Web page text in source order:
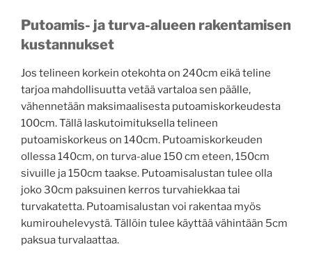
Putoamis- ja turva-alueen rakentamisen
kustannukset
Jos telineen korkein otekohta on 240cm eikä teline
tarjoa mahdollisuutta vetää vartaloa sen päälle,
vähennetään maksimaalisesta putoamiskorkeudesta
100cm. Tällä laskutoimituksella telineen
putoamiskorkeus on 140cm. Putoamiskorkeuden
ollessa 140cm, on turva-alue 150 cm eteen, 150cm
sivuille ja 150cm taakse. Putoamisalustan tulee olla
joko 30cm paksuinen kerros turvahiekkaa tai
turvakatetta. Putoamisalustan voi rakentaa myös
kumirouhelevystä. Tällöin tulee käyttää vähintään 5cm
paksua turvalaattaa.